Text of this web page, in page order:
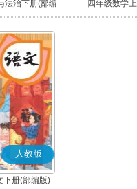
法治下册(部编
版)
四年级数学
人教版
下册(部编版)